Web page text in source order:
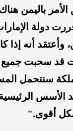
الأمر باليمن
دولة
وأعتقد أنه إذا
قد سحبت جميع
ستتحمل
الأسس
أقوى."